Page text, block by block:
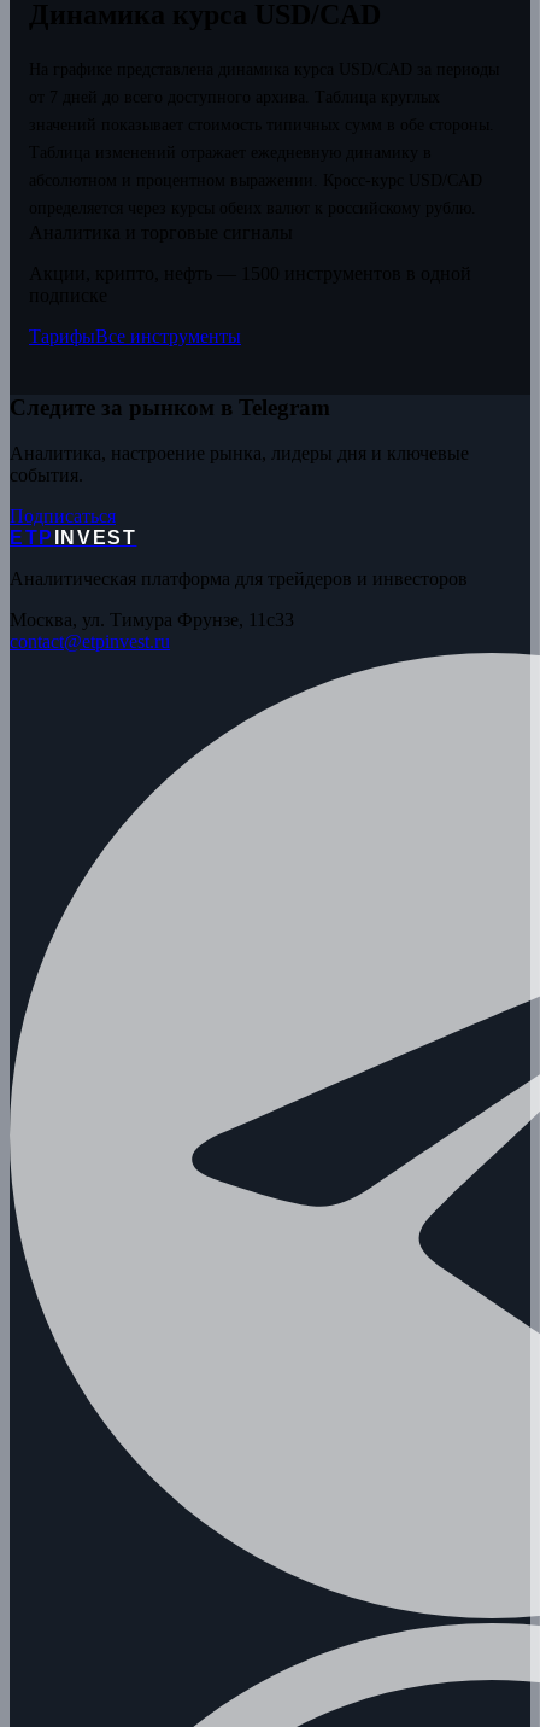
ТарифыВсе инструменты
Следите за рынком в Telegram
Аналитика, настроение рынка, лидеры дня и ключевые
события.
Подписаться
ETP
INVEST
Аналитическая платформа для трейдеров и инвесторов
Москва, ул. Тимура Фрунзе, 11с33
contact@etpinvest.ru